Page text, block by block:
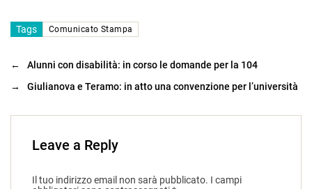
Tags Comunicato Stampa
←
Alunni con disabilità: in corso le domande per la 104
→
Giulianova e Teramo: in atto una convenzione per l’università
Leave a Reply
Il tuo indirizzo email non sarà pubblicato. I campi